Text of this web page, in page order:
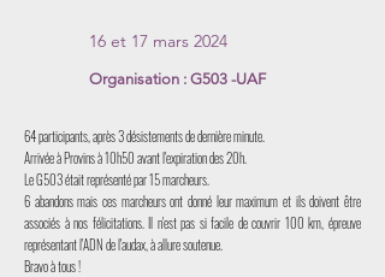
16 et 17 mars 2024
Organisation : G503 -UAF
64 participants, après 3 désistements de dernière minute.
Arrivée à Provins à 10h50 avant l'expiration des 20h.
Le G503 était représenté par 15 marcheurs.
6 abandons mais ces marcheurs ont donné leur maximum et ils doivent être
associés à nos félicitations. Il n'est pas si facile de couvrir 100 km, épreuve
représentant l'ADN de l'audax, à allure soutenue.
Bravo à tous !